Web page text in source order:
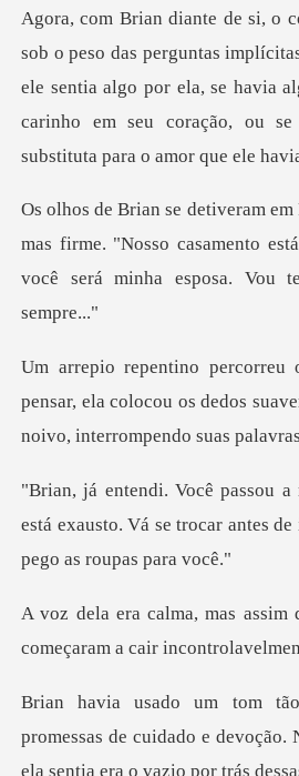
ele sentia algo por ela, se havia
carinh
mas firme. "Nosso casamento
vo
pensar, ela colocou os dedos
está exausto. Vá se trocar antes de
m
começ
omessas de cuidado e devoção.